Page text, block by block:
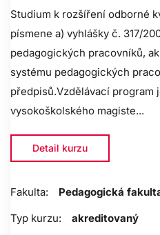
Studium k rozšíření odborné
písmene a) vyhlášky č. 317/
pedagogických pracovníků,
systému pedagogických
předpisů.Vzdělávací program
vysokoškolského magiste...
Detail kurzu
Fakulta:
Pedagogická
Typ kurzu:
akreditovaný